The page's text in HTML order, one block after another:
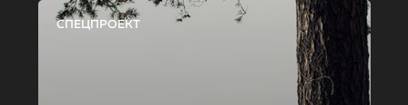
СПЕЦПРОЕКТ